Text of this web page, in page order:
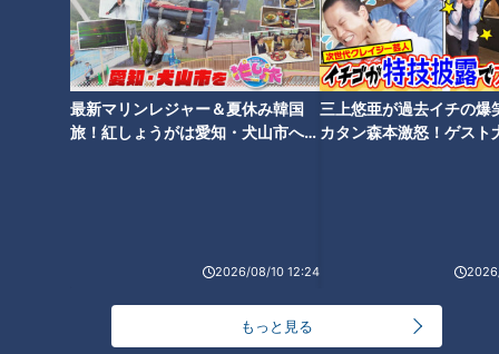
最新マリンレジャー＆夏休み韓国
旅！紅しょうがは愛知・犬山市へ
2026/08/10 12:24
三上悠亜が過去イチの爆
カタン森本激怒！ゲスト
もっと見る
【９人大家族庄子家】まもなく
８人目の子どもの出産が・・・
【掃除なんかやりたくな
い！！】11人大家族の年末大掃
ごはん】巨大サーモンであっと